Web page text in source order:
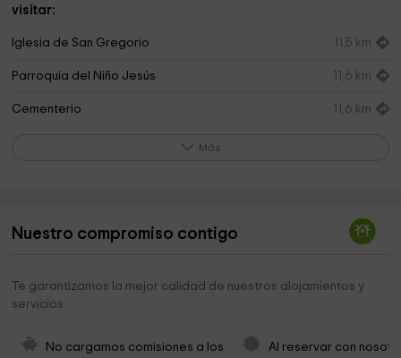
visitar:
Iglesia de San Gregorio 11,5 km
Parroquia del Niño Jesús 11,6 km
Cementerio 11,6 km
Vistas Alcala Del Jucar 11,7 km
Ayuntamiento de Alcalá del Júcar
Ambientanet
Más
Nuestro compromiso contigo
Te garantizamos la mejor calidad de nuestros alojamientos y
servicios
No cargamos comisiones a los
Al reservar con